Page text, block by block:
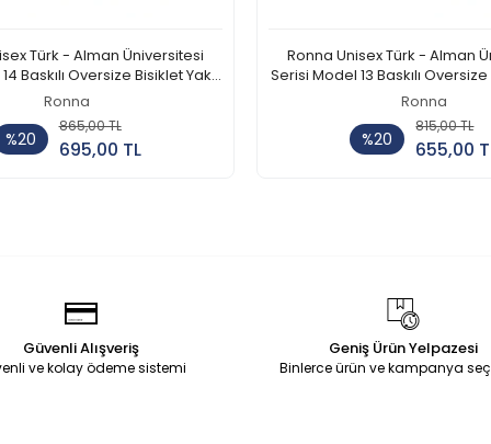
Baskılı Oversize Bisiklet Yaka
Tshirt - TDB010114
Ronna
%20
865,00 TL
695,00 TL
Sepete Ekle
Ronna Unisex Türk - Alman Üniversitesi
Serisi Model 13 Baskılı
Tshirt - TDB010113
Ronna
%20
815,00 TL
655,00
Güvenli Alışveriş
ve kolay ödeme sistemi
Geniş Ürün Yelpazesi
Binlerce ürün ve kampanya